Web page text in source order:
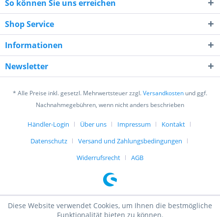
Ich habe dieDatenschutzerklärunggelesen,
verstanden und stimme zu. *
Mit * gekennzeichnete Felder sind Pflichtfelder.
Senden
So können Sie uns erreichen
Shop Service
Informationen
Newsletter
* Alle Preise inkl. gesetzl. Mehrwertsteuer zzgl.Versandkosten und ggf.
Nachnahmegebühren, wenn nicht anders beschrieben
Händler-Login Über uns Impressum
Kontakt
Datenschutz
Versand und Zahlungsbedingungen
Widerrufsrecht
AGB
Diese Website verwendet Cookies, um Ihnen die bestmögliche
Funktionalität bieten zu können.